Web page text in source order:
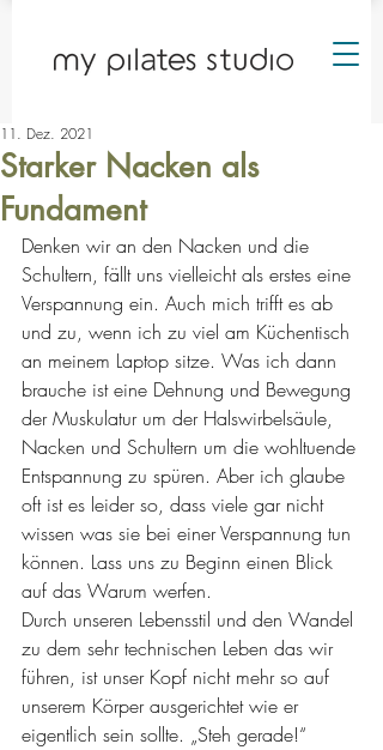
Starker Nacken als
Fundament
11. Dez. 2021
Denken wir an den Nacken und die
Schultern, fällt uns vielleicht als erstes eine
Verspannung ein. Auch mich trifft es ab
und zu, wenn ich zu viel am Küchentisch
an meinem Laptop sitze. Was ich dann
brauche ist eine Dehnung und Bewegung
der Muskulatur um der Halswirbelsäule,
Nacken und Schultern um die wohltuende
Entspannung zu spüren. Aber ich glaube
oft ist es leider so, dass viele gar nicht
wissen was sie bei einer Verspannung tun
können. Lass uns zu Beginn einen Blick
auf das Warum werfen.
Durch unseren Lebensstil und den Wandel
zu dem sehr technischen Leben das wir
führen, ist unser Kopf nicht mehr so auf
unserem Körper ausgerichtet wie er
eigentlich sein sollte. „Steh gerade!“